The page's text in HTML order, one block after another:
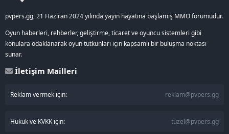
pvpers.gg, 21 Haziran 2024 yılında yayın hayatına başlamış MMO forumudur.
Oyun haberleri, rehberler, geliştirme, ticaret ve oyuncu sistemleri gibi
konulara odaklanarak oyun tutkunları için kapsamlı bir buluşma noktası
sunar.
İletişim Mailleri
Reklam vermek için: reklam@pvpers.gg
Hukuk ve KVKK için: tuzel@pvpers.gg